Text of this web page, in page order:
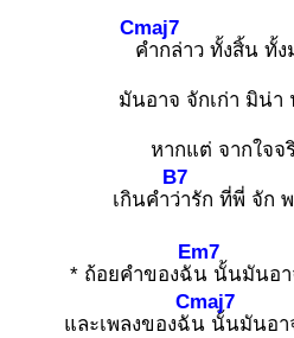
Cmaj7
คำกล่าว ทั้งสิ้น ทั้ง
มันอาจ จักเก่า มิน่า
หากแต่ จากใจจ
เกินคำ
B7
ว่ารัก ที่พี่ จัก
* ถ้อยคำของฉั
Em7
น นั้นมันอา
และเพลงของฉั
Cmaj7
น นั้นมันอา